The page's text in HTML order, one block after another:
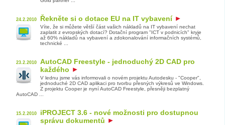
24.2.2010 Řekněte si o dotace EU na IT vybavení
Víte, že si můžete větší část vašich nákladů na IT vybavení nechat
zaplatit z evropských dotací? Dotační program "ICT v podnicích" kryje
až 60% nákladů na vybavení a zdokonalování informačních systémů,
technické ...
23.2.2010
AutoCAD Freestyle - jednoduchý 2D CAD pro
každého
V lednu jsme vás informovali o novém projektu Autodesku - "Cooper",
jednoduché 2D CAD aplikaci pro tvorbu přesných výkresů ve Windows.
Z projektu Cooper je nyní AutoCAD Freestyle, přesněji bezplatný
AutoCAD ...
15.2.2010
iPROJECT 3.6 - nové možnosti pro dostupnou
správu dokumentů